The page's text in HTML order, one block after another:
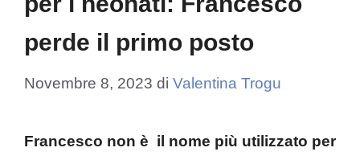
perde il primo posto
Novembre 8, 2023 di Valentina Trogu
Francesco non è il nome più utilizzato per